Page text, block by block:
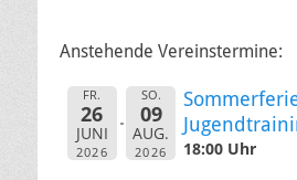
Anstehende Vereinstermine:
FR.
26
JUNI
2026
SO.
09
AUG.
2026 18:00 Uhr